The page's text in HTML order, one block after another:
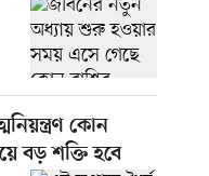
কোন
বড় শক্তি হবে